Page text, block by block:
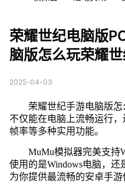
荣耀世纪电脑版
脑版怎么玩荣耀
2025-04-03
荣耀世纪手游电脑版怎
不仅能在电脑上流畅运行
帧率等多种实用功能。
MuMu模拟器完美支持
使用的是Windows电脑，
为你提供最流畅的安卓手游